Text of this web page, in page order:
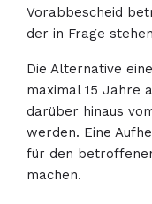
Vorabbescheid
der in Frage
Die Alternative
maximal 15 Jahre
darüber hinaus
werden. Eine
für den
machen.